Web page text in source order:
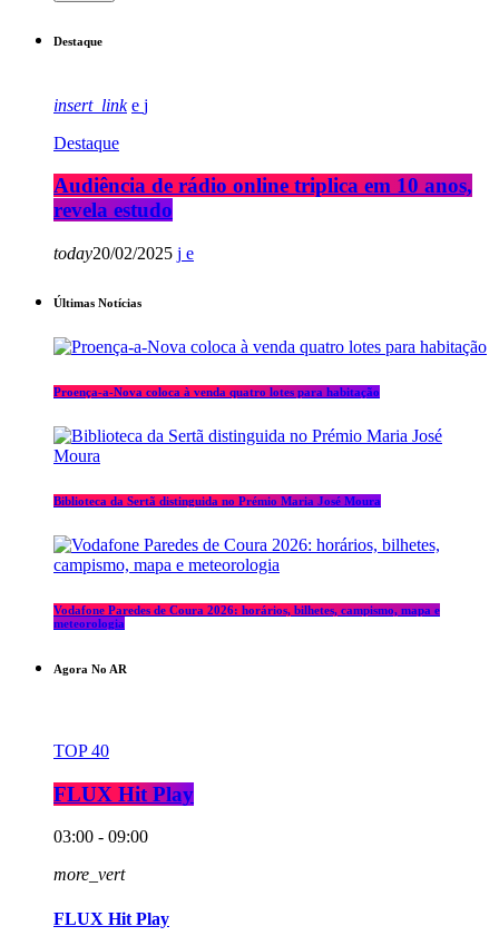
Destaque
insert_link
Destaque
Audiência de rádio online triplica em 10 anos,
revela estudo
today20/02/2025
Últimas Notícias
Proença-a-Nova coloca à venda quatro lotes para habitação
Biblioteca da Sertã distinguida no Prémio Maria José Moura
Vodafone Paredes de Coura 2026: horários, bilhetes, campismo, mapa e
meteorologia
Agora No AR
TOP 40
FLUX Hit Play
03:00 - 09:00
more_vert
FLUX Hit Play